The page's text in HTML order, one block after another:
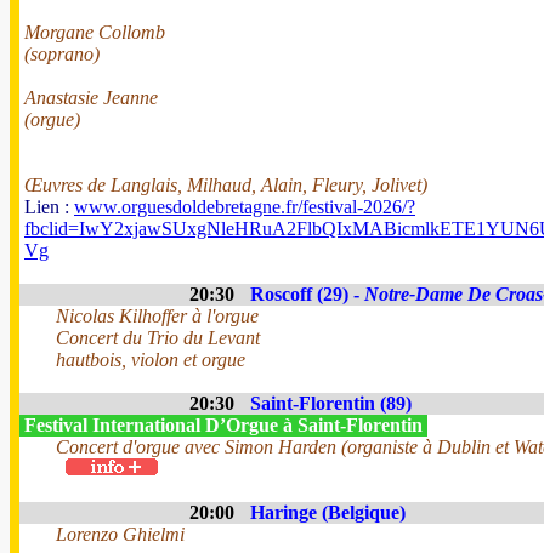
Morgane Collomb
(soprano)
Anastasie Jeanne
(orgue)
Œuvres de Langlais, Milhaud, Alain, Fleury, Jolivet)
Lien : www.orguesdoldebretagne.fr/festival-2026/?
Vg
20:30 Roscoff (29) - Notre-Dame De
Nicolas Kilhoffer à l'orgue
Concert du Trio du Levant
hautbois, violon et orgue
20:30
Saint-Florentin (89)
Festival International D’Orgue à Saint-Florentin
Concert d'orgue avec Simon Harden (organiste à Dublin et
20:00
Haringe (Belgique)
Lorenzo Ghielmi